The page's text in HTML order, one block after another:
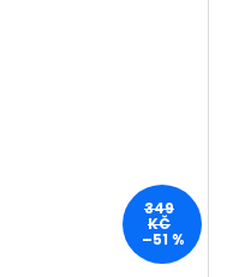
349
KČ
–51 %